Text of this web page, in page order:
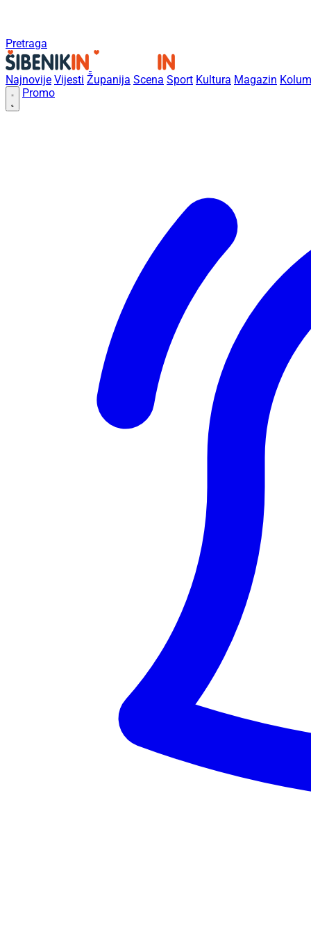
Pretraga
Najnovije Vijesti Županija Scena Sport Kultura Magazin
Promo